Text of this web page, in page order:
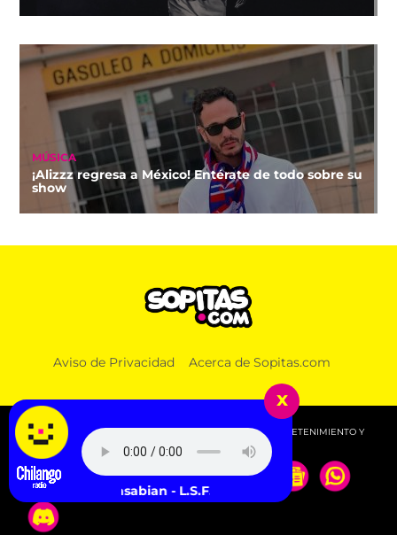
MÚSICA
¡Alizzz regresa a México! Entérate de todo sobre su
show
Aviso de Privacidad Acerca de Sopitas.com
© 2026 SOPITAS.COM - MÚSICA, NOTICIAS, DEPORTES, ENTRETENIMIENTO Y
MÁS!.
x
Kasabian - L.S.F.